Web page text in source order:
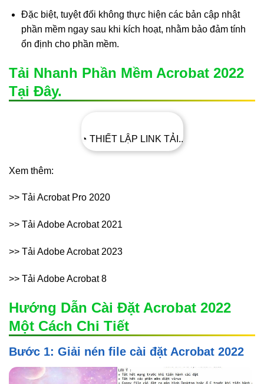
Đặc biệt, tuyệt đối không thực hiện các bản cập nhật
phần mềm ngay sau khi kích hoạt, nhằm bảo đảm tính
ổn định cho phần mềm.
Tải Nhanh Phần Mềm Acrobat 2022
Tại Đây.
◔ THIẾT LẬP LINK TẢI..
Xem thêm:
>> Tải Acrobat Pro 2020
>> Tải Adobe Acrobat 2021
>> Tải Adobe Acrobat 2023
>> Tải Adobe Acrobat 8
Hướng Dẫn Cài Đặt Acrobat 2022
Một Cách Chi Tiết
Bước 1: Giải nén file cài đặt Acrobat 2022